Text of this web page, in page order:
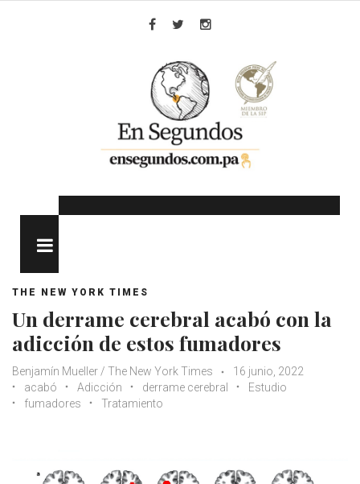
THE NEW YORK TIMES
Un derrame cerebral acabó con la
adicción de estos fumadores
Benjamín Mueller / The New York Times
16 junio, 2022
acabó
Adicción derrame cerebral
Estudio
fumadores
Tratamiento